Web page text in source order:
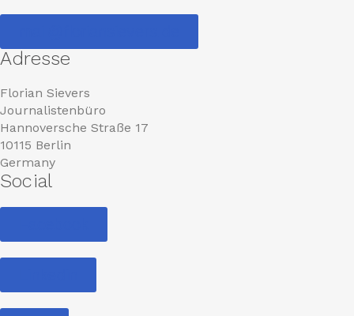
Adresse
Florian Sievers
Journalistenbüro
Hannoversche Straße 17
10115 Berlin
Germany
Social